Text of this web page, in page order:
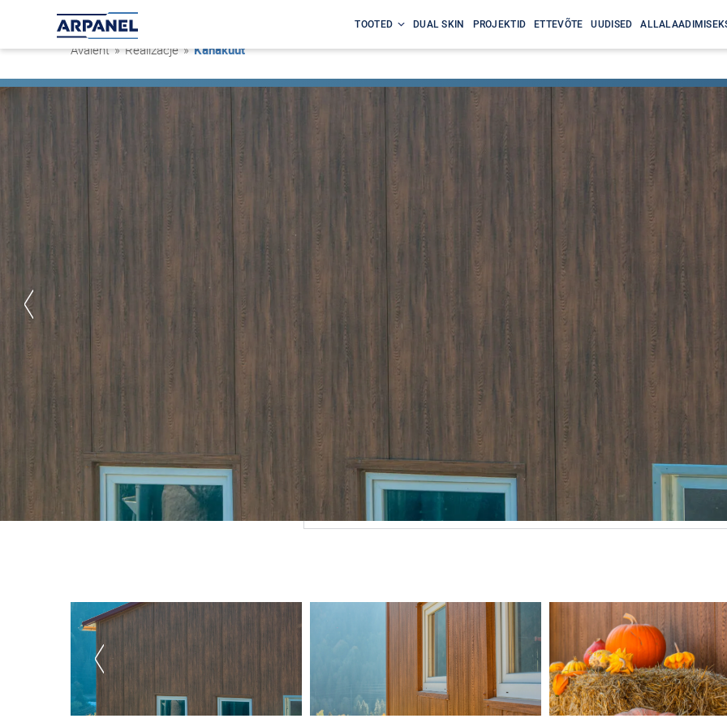
TOOTED DUAL SKIN PROJEKTID ETTEVÕTE UUDISED
Avaleht » Realizacje »Kanakuut